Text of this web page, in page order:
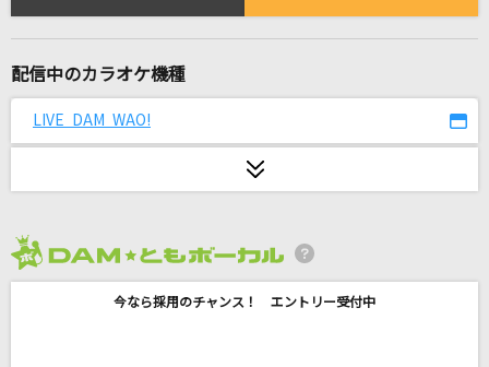
アウトライン
[生音]銀の雨
配信中のカラオケ機種
LIVE DAM WAO!
今なら採用のチャンス！ エントリー受付中